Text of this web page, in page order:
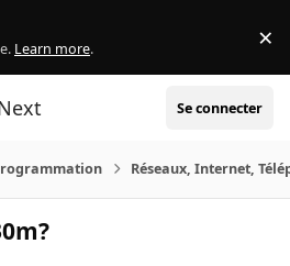
Learn more. ×
Se connecter
Réseaux, Internet,